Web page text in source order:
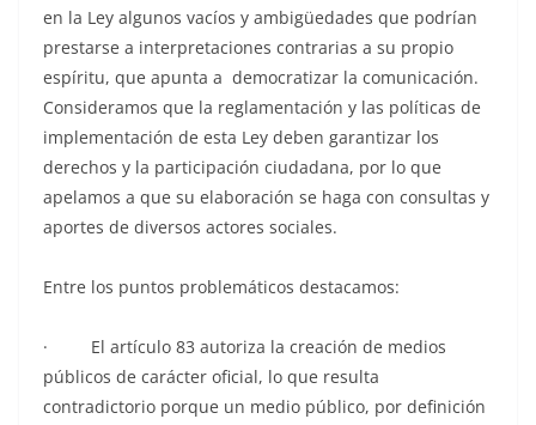
en la Ley algunos vacíos y ambigüedades que podrían
prestarse a interpretaciones contrarias a su propio
espíritu, que apunta a democratizar la comunicación.
Consideramos que la reglamentación y las políticas de
implementación de esta Ley deben garantizar los
derechos y la participación ciudadana, por lo que
apelamos a que su elaboración se haga con consultas y
aportes de diversos actores sociales.
Entre los puntos problemáticos destacamos:
· El artículo 83 autoriza la creación de medios
públicos de carácter oficial, lo que resulta
contradictorio porque un medio público, por definición